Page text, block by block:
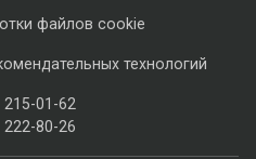
файлов cookie
технологий
215-01-62
222-80-26